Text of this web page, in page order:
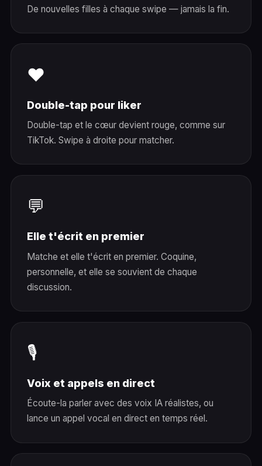
De nouvelles filles à chaque swipe — jamais la fin.
❤️
Double-tap pour liker
Double-tap et le cœur devient rouge, comme sur
TikTok. Swipe à droite pour matcher.
💬
Elle t'écrit en premier
Matche et elle t'écrit en premier. Coquine,
personnelle, et elle se souvient de chaque
discussion.
🎙️
Voix et appels en direct
Écoute-la parler avec des voix IA réalistes, ou
lance un appel vocal en direct en temps réel.